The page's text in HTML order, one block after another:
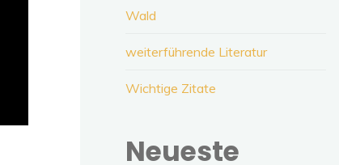
Wald
weiterführende Literatur
Wichtige Zitate
Neueste